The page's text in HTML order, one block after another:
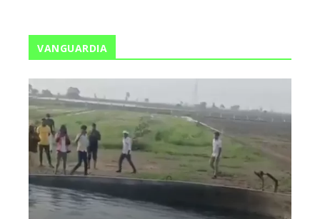
VANGUARDIA